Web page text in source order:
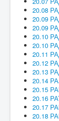
20.08
20.09
20.09
20.10
20.10
20.11
20.12
20.13
20.14
20.15
20.16
20.17
20.18